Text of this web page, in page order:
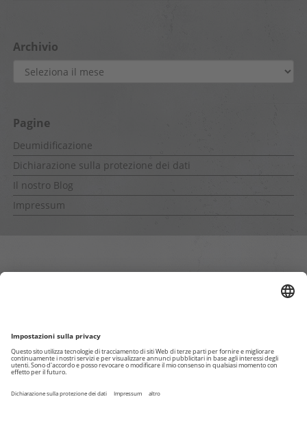
Archivio
Archivio
Pagine
Deumidificazione
Dichiarazione sulla protezione dei dati
Il nostro Blog
Impressum
Pagine interne
Dichiarazione per la privacy